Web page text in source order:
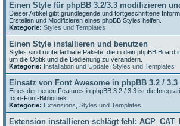
Einen Style für phpBB 3.2/3.3 modifizieren
Dieser Artikel gibt grundlegende und fortgeschrittene
Erstellen und Modifizieren eines phpBB Styles helfen.
Kategorie: Styles und Templates
Einen Style installieren und benutzen
Styles sind runterladbare Pakete, die in dein phpBB Board
um die Optik und die Bedienung zu verändern.
Kategorie: Installation und Update Styles und Templates
Einsatz von Font Awesome in phpBB 3.2 / 3.3
Eines der neuen Features in phpBB 3.2 / 3.3 ist die
Icon-Font-Bibliothek.
Kategorie: Extensions Styles und Templates
Extension installieren schlägt fehl: